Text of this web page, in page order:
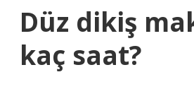
Düz dikiş
kaç saat?